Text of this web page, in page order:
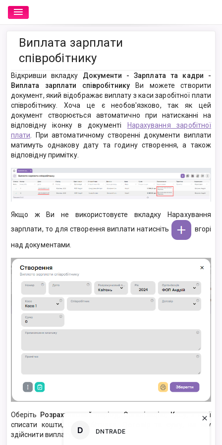
Виплата зарплати
співробітнику
Відкривши вкладку Документи - Зарплата та кадри -
Виплата зарплати співробітнику
Ви можете створити
документ, який відображає виплату з каси заробітної плати
співробітнику. Хоча це є необов'язково, так як цей
документ створюється автоматично при натисканні на
відповідну іконку в документі
Нарахування заробітної
плати . При автоматичному створенні документи виплати
матимуть однакову дату та годину створення, а також
відповідну примітку.
Якщо ж Ви не використовуєте вкладку Нарахування
зарплати, то для створення виплати натисніть
вгорі
над документами.
Оберіть Розрахунковий період, Організацію, Касу,
з якої
списати кошти,
на яку
здійснити виплату.